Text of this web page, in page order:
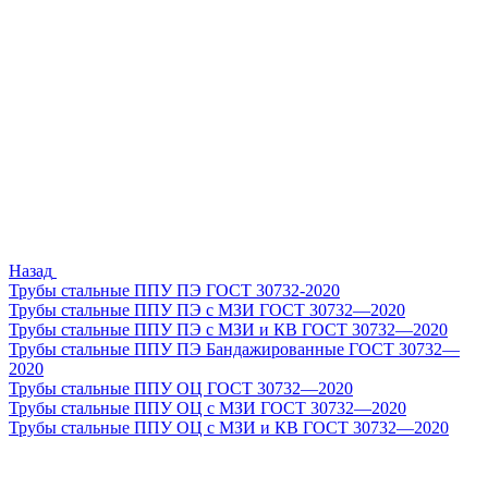
Назад
Трубы стальные ППУ ПЭ ГОСТ 30732-2020
Трубы стальные ППУ ПЭ с МЗИ ГОСТ 30732—2020
Трубы стальные ППУ ПЭ с МЗИ и КВ ГОСТ 30732—2020
Трубы стальные ППУ ПЭ Бандажированные ГОСТ 30732—
2020
Трубы стальные ППУ ОЦ ГОСТ 30732—2020
Трубы стальные ППУ ОЦ с МЗИ ГОСТ 30732—2020
Трубы стальные ППУ ОЦ с МЗИ и КВ ГОСТ 30732—2020